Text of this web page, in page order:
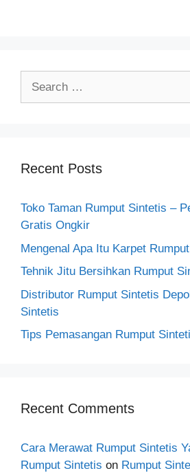
Recent Posts
Toko Taman Rumput Sintetis –
Gratis Ongkir
Mengenal Apa Itu Karpet
Tehnik Jitu Bersihkan Rumput
Distributor Rumput Sintetis
Sintetis
Tips Pemasangan Rumput
Recent Comments
Cara Merawat Rumput Sintetis
Rumput Sintetis on Rumput